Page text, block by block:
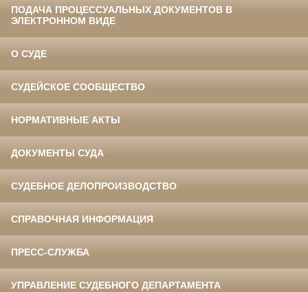
ПОДАЧА ПРОЦЕССУАЛЬНЫХ ДОКУМЕНТОВ В
ЭЛЕКТРОННОМ ВИДЕ
О СУДЕ
СУДЕЙСКОЕ СООБЩЕСТВО
НОРМАТИВНЫЕ АКТЫ
ДОКУМЕНТЫ СУДА
СУДЕБНОЕ ДЕЛОПРОИЗВОДСТВО
СПРАВОЧНАЯ ИНФОРМАЦИЯ
ПРЕСС-СЛУЖБА
УПРАВЛЕНИЕ СУДЕБНОГО ДЕПАРТАМЕНТА